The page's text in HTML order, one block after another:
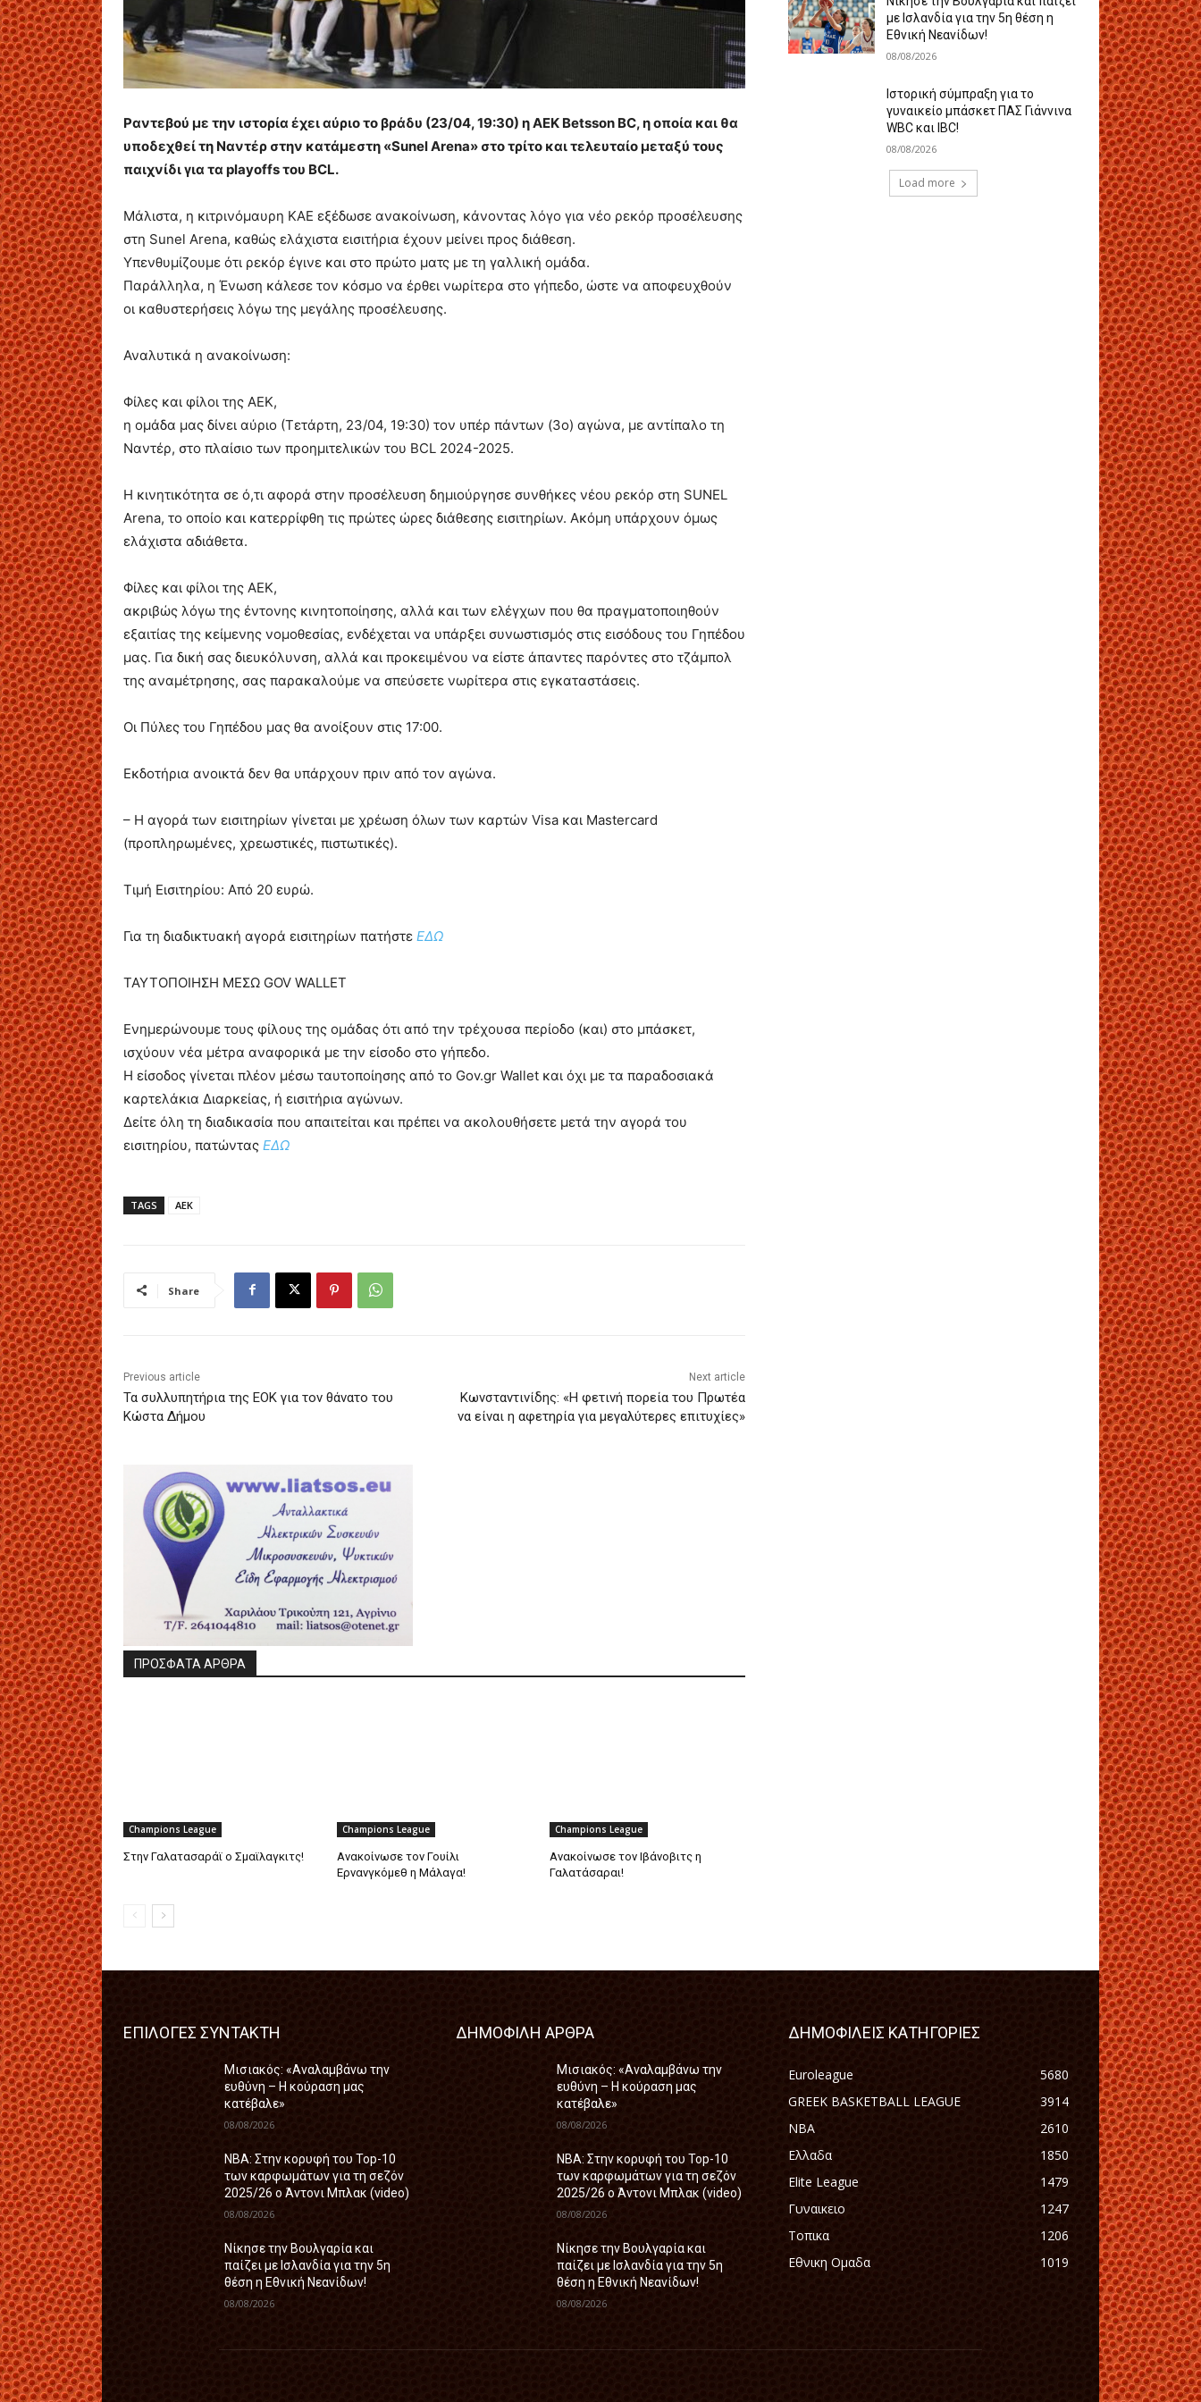
Ραντεβού με την ιστορία έχει αύριο το βράδυ (23/04, 19:30) η ΑΕΚ Betsson BC, η οποία και θα
υποδεχθεί τη Ναντέρ στην κατάμεστη «Sunel Arena» στο τρίτο και τελευταίο μεταξύ τους
παιχνίδι για τα playoffs του BCL.
Μάλιστα, η κιτρινόμαυρη ΚΑΕ εξέδωσε ανακοίνωση, κάνοντας λόγο για νέο ρεκόρ προσέλευσης
στη Sunel Arena, καθώς ελάχιστα εισιτήρια έχουν μείνει προς διάθεση.
Υπενθυμίζουμε ότι ρεκόρ έγινε και στο πρώτο ματς με τη γαλλική ομάδα.
Παράλληλα, η Ένωση κάλεσε τον κόσμο να έρθει νωρίτερα στο γήπεδο, ώστε να αποφευχθούν
οι καθυστερήσεις λόγω της μεγάλης προσέλευσης.
Αναλυτικά η ανακοίνωση:
Φίλες και φίλοι της ΑΕΚ,
η ομάδα μας δίνει αύριο (Τετάρτη, 23/04, 19:30) τον υπέρ πάντων (3ο) αγώνα, με αντίπαλο τη
Ναντέρ, στο πλαίσιο των προημιτελικών του BCL 2024-2025.
Η κινητικότητα σε ό,τι αφορά στην προσέλευση δημιούργησε συνθήκες νέου ρεκόρ στη SUNEL
Arena, το οποίο και κατερρίφθη τις πρώτες ώρες διάθεσης εισιτηρίων. Ακόμη υπάρχουν όμως
ελάχιστα αδιάθετα.
Φίλες και φίλοι της ΑΕΚ,
ακριβώς λόγω της έντονης κινητοποίησης, αλλά και των ελέγχων που θα πραγματοποιηθούν
εξαιτίας της κείμενης νομοθεσίας, ενδέχεται να υπάρξει συνωστισμός στις εισόδους του Γηπέδου
μας. Για δική σας διευκόλυνση, αλλά και προκειμένου να είστε άπαντες παρόντες στο τζάμπολ
της αναμέτρησης, σας παρακαλούμε να σπεύσετε νωρίτερα στις εγκαταστάσεις.
Οι Πύλες του Γηπέδου μας θα ανοίξουν στις 17:00.
Eκδοτήρια ανοικτά δεν θα υπάρχουν πριν από τον αγώνα.
– Η αγορά των εισιτηρίων γίνεται με χρέωση όλων των καρτών Visa και Mastercard
(προπληρωμένες, χρεωστικές, πιστωτικές).
Τιμή Εισιτηρίου: Από 20 ευρώ.
Για τη διαδικτυακή αγορά εισιτηρίων πατήστε ΕΔΩ
ΤΑΥΤΟΠΟΙΗΣΗ ΜΕΣΩ GOV WALLET
Ενημερώνουμε τους φίλους της ομάδας ότι από την τρέχουσα περίοδο (και) στο μπάσκετ,
ισχύουν νέα μέτρα αναφορικά με την είσοδο στο γήπεδο.
Η είσοδος γίνεται πλέον μέσω ταυτοποίησης από το Gov.gr Wallet και όχι με τα παραδοσιακά
καρτελάκια Διαρκείας, ή εισιτήρια αγώνων.
Δείτε όλη τη διαδικασία που απαιτείται και πρέπει να ακολουθήσετε μετά την αγορά του
εισιτηρίου, πατώντας ΕΔΩ
TAGS ΑΕΚ
Share
Previous article
Τα συλλυπητήρια της ΕΟΚ για τον θάνατο του
Κώστα Δήμου
Next article
Κωνσταντινίδης: «Η φετινή πορεία του Πρωτέα
να είναι η αφετηρία για μεγαλύτερες επιτυχίες»
ΠΡΟΣΦΑΤΑ ΑΡΘΡΑ
Champions League
Στην Γαλατασαράϊ ο Σμαϊλαγκιτς!
Champions League
Ανακοίνωσε τον Γουίλι
Ερνανγκόμεθ η Μάλαγα!
Champions League
Aνακοίνωσε τον Ιβάνοβιτς η
Γαλατάσαραι!
με Ισλανδία για την 5η θέση η
Εθνική Νεανίδων!
08/08/2026
Ιστορική σύμπραξη για το
γυναικείο μπάσκετ ΠΑΣ Γιάννινα
WBC και IBC!
08/08/2026
Load more
ΕΠΙΛΟΓΕΣ ΣΥΝΤΑΚΤΗ
Μισιακός: «Αναλαμβάνω την
ευθύνη – Η κούραση μας
κατέβαλε»
08/08/2026
ΝΒΑ: Στην κορυφή του Top-10
των καρφωμάτων για τη σεζόν
2025/26 ο Άντονι Μπλακ (video)
08/08/2026
Nίκησε την Βουλγαρία και
παίζει με Ισλανδία για την 5η
θέση η Εθνική Νεανίδων!
08/08/2026
ΔΗΜΟΦΙΛΗ ΑΡΘΡΑ
Μισιακός: «Αναλαμβάνω την
ευθύνη – Η κούραση μας
κατέβαλε»
08/08/2026
ΝΒΑ: Στην κορυφή του Top-10
των καρφωμάτων για τη σεζόν
2025/26 ο Άντονι Μπλακ (video)
08/08/2026
Nίκησε την Βουλγαρία και
παίζει με Ισλανδία για την 5η
θέση η Εθνική Νεανίδων!
08/08/2026
ΔΗΜΟΦΙΛΕΙΣ ΚΑΤΗΓΟΡΙΕΣ
Euroleague
5680
GREEK BASKETBALL LEAGUE
3914
NBA
2610
Ελλαδα
1850
Elite League
1479
Γυναικειο
1247
Τοπικα
1206
Εθνικη Ομαδα
1019